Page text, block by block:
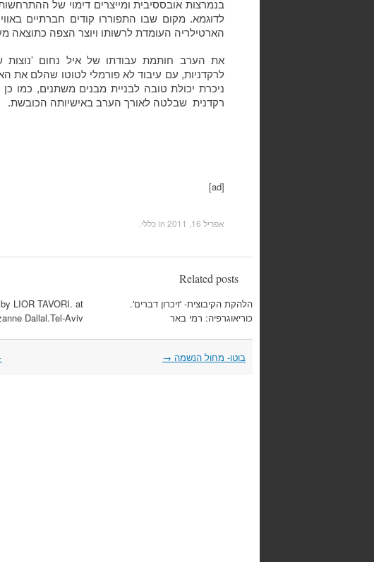
בנמרצות אובססיבית ומייצרים דימוי של
לדוגמא. מקום שבו התפוררו קודים חברתיים
הארטילריה העומדת לרשותו ויוצר הצפה כתוצאה
את הערב חותמת עבודתו של איל נחום 'נוצות
לרקדניות, עם עיבוד לא פורמלי לטוטו שהלם את
ניכרת יכולת טובה לבניית מבנים משתנים, כמו כן
רקדנית שבלטה לאורך הערב באישיותה הכובשת.
[ad]
אפריל 16, 2011
Related posts
הלהקת הקיבוצית- 'זיכרון דברים'.
כוריאוגרפיה: רמי באר
LIOR TAVORI. at
Dallal.Tel-Aviv
Post
בוטו- מחול הנשמה →